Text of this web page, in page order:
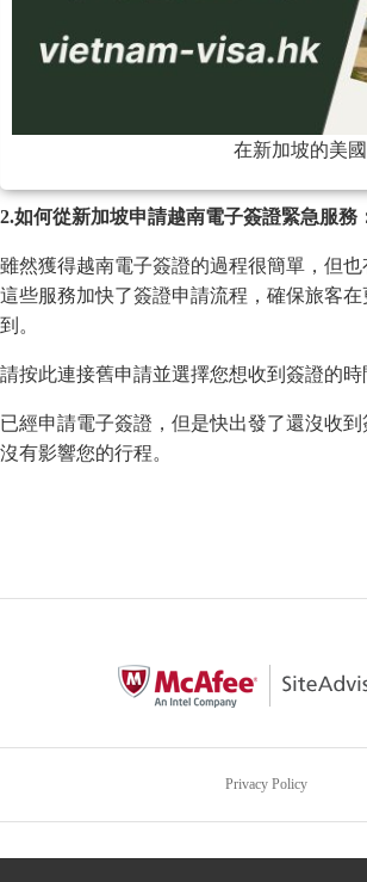
在新加坡的美
2.如何從新加坡申請越南電子簽證緊急服務
雖然獲得越南電子簽證的過程很簡單，但
這些服務加快了簽證申請流程，確保旅客
到。
請按此連接舊申請並選擇您想收到簽證的時
已經申請電子簽證，但是快出發了還沒收
沒有影響您的行程。
Privacy Policy